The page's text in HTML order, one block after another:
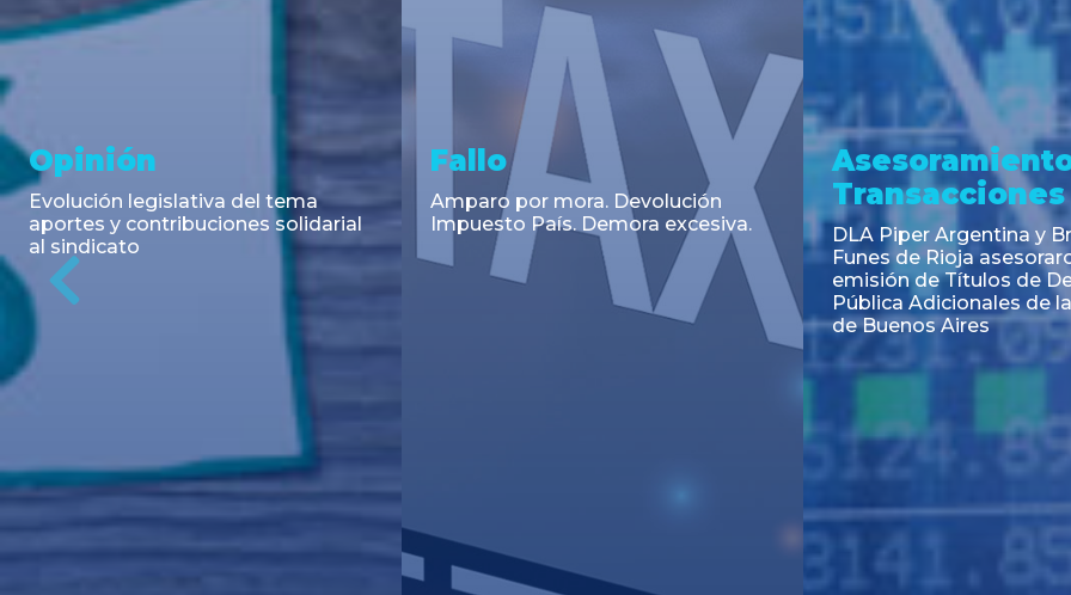
Asesoramiento y
Transacciones
Co-Emisión de Obligaciones
Negociables por US$400.000.000
de Petroquímica Comodoro
Rivadavia S.A. y Luz de Tres Picos
Noticia
Cambios en el Código Alimentario
Argentino: simplifican trámites
para la importación de aditivos,
coadyuvantes e ingredientes
alimentarios y unifican autoridad
Noticia
CNV: Criterio
colocaciones primarias
Previous